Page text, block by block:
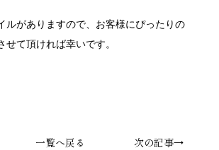
ルがありますので、お客様にぴったりの
せて頂ければ幸いです。
一覧へ戻る 次の記事→